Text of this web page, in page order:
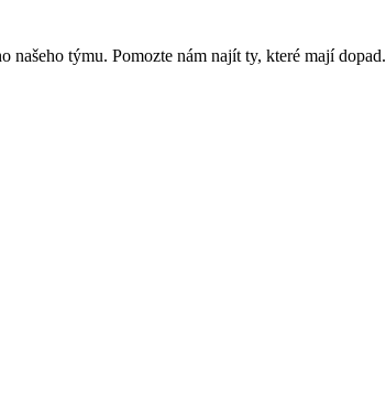
našeho týmu. Pomozte nám najít ty, které mají dopad.